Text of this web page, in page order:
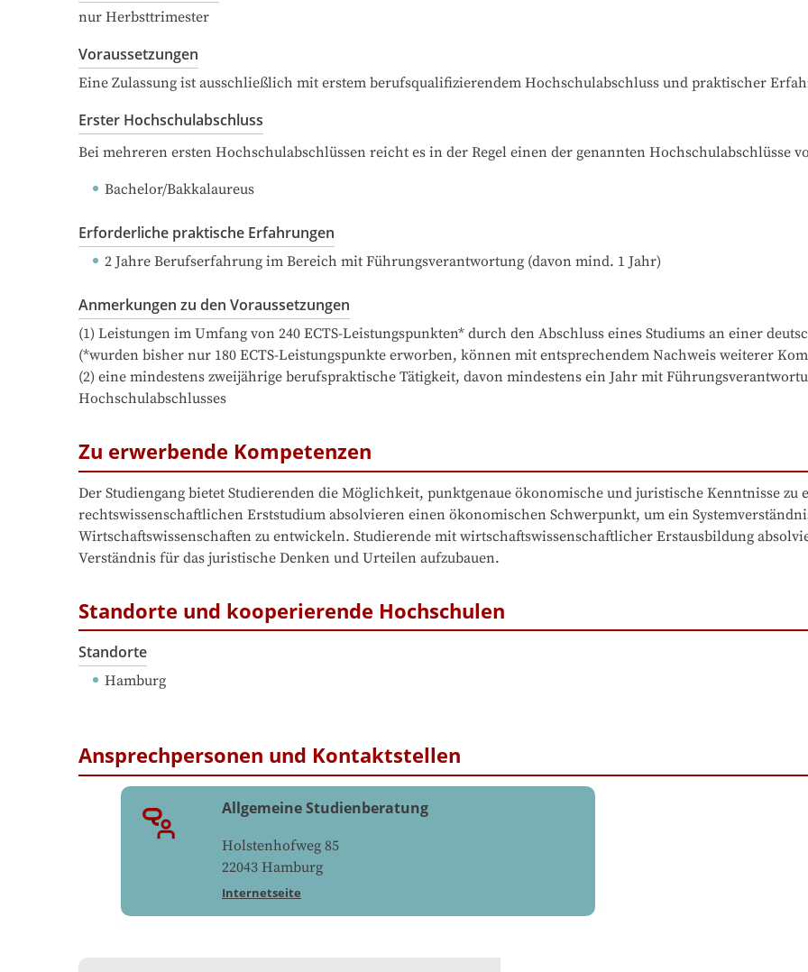
nur Herbsttrimester
Voraussetzungen
Eine Zulassung ist ausschließlich mit erstem berufsqualifizierendem Hochschulabschluss und praktischer
Erster Hochschulabschluss
Bei mehreren ersten Hochschulabschlüssen reicht es in der Regel einen der genannten Hochschulabschlüsse
Bachelor/Bakkalaureus
Erforderliche praktische Erfahrungen
2 Jahre Berufserfahrung im Bereich mit Führungsverantwortung (davon mind. 1 Jahr)
Anmerkungen zu den Voraussetzungen
(1) Leistungen im Umfang von 240 ECTS-Leistungspunkten* durch den Abschluss eines Studiums an einer
(*wurden bisher nur 180 ECTS-Leistungspunkte erworben, können mit entsprechendem Nachweis weiterer
(2) eine mindestens zweijährige berufspraktische Tätigkeit, davon mindestens ein Jahr mit
Hochschulabschlusses
Zu erwerbende Kompetenzen
Der Studiengang bietet Studierenden die Möglichkeit, punktgenaue ökonomische und juristische Kenntnisse zu
rechtswissenschaftlichen Erststudium absolvieren einen ökonomischen Schwerpunkt, um ein
Wirtschaftswissenschaften zu entwickeln. Studierende mit wirtschaftswissenschaftlicher Erstausbildung
Verständnis für das juristische Denken und Urteilen aufzubauen.
Standorte und kooperierende Hochschulen
Standorte
Hamburg
Ansprechpersonen und Kontaktstellen
Allgemeine Studienberatung
Holstenhofweg 85
22043 Hamburg
Internetseite